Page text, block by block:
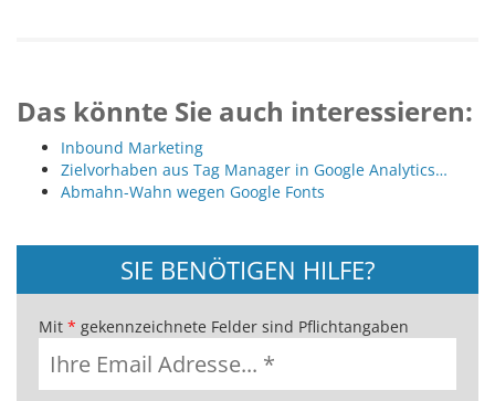
Das könnte Sie auch interessieren:
Inbound Marketing
Zielvorhaben aus Tag Manager in Google Analytics…
Abmahn-Wahn wegen Google Fonts
SIE BENÖTIGEN HILFE?
Mit * gekennzeichnete Felder sind Pflichtangaben